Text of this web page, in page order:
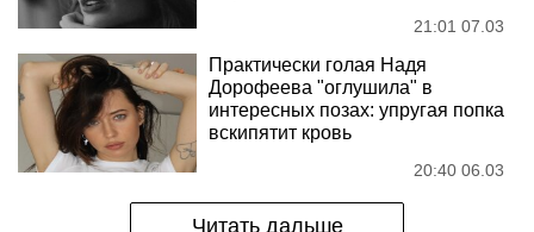
21:01 07.03
Практически голая Надя
Дорофеева "оглушила" в
интересных позах: упругая попка
вскипятит кровь
20:40 06.03
Читать дальше